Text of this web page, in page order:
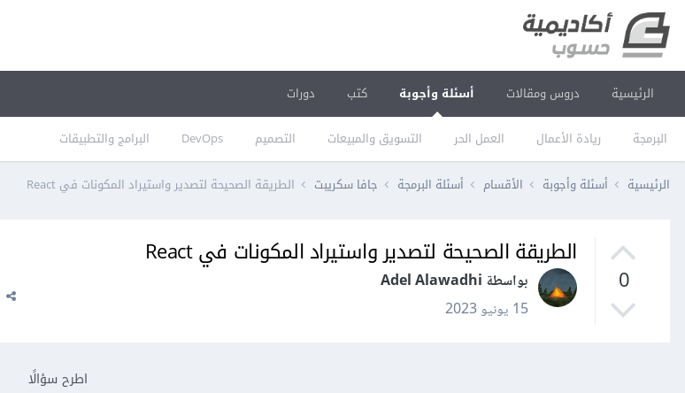
الرئيسية دروس ومقالات أسئلة وأجوبة
البرمجة ريادة الأعمال العمل الحر التسويق والمبيعات التصميم DevOps البرامج والتطبيقات
كتب دورات
الرئيسية أسئلة وأجوبة الأقسام أسئلة البرمجة جافا سكريبت الطريقة الصحيحة لتصدير واستيراد المكونات في React
0
الطريقة الصحيحة لتصدير واستيراد المكونات في React
بواسطة Adel Alawadhi
15 يونيو 2023
اطرح سؤالًا